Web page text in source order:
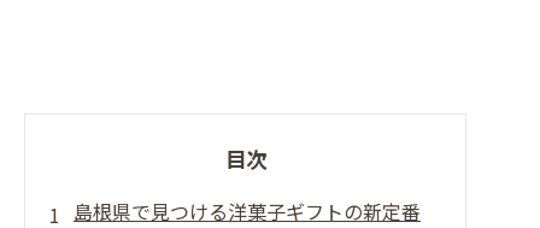
目次
島根県で見つける洋菓子ギフトの新定番